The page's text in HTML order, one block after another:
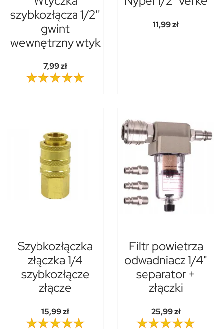
szybkozłącza 1/2''
gwint
wewnętrzny wtyk
7,99 zł
11,99 zł
Szybkozłączka
złączka 1/4
szybkozłącze
złącze
15,99 zł
Filtr powietrza
odwadniacz 1/4"
separator +
złączki
25,99 zł